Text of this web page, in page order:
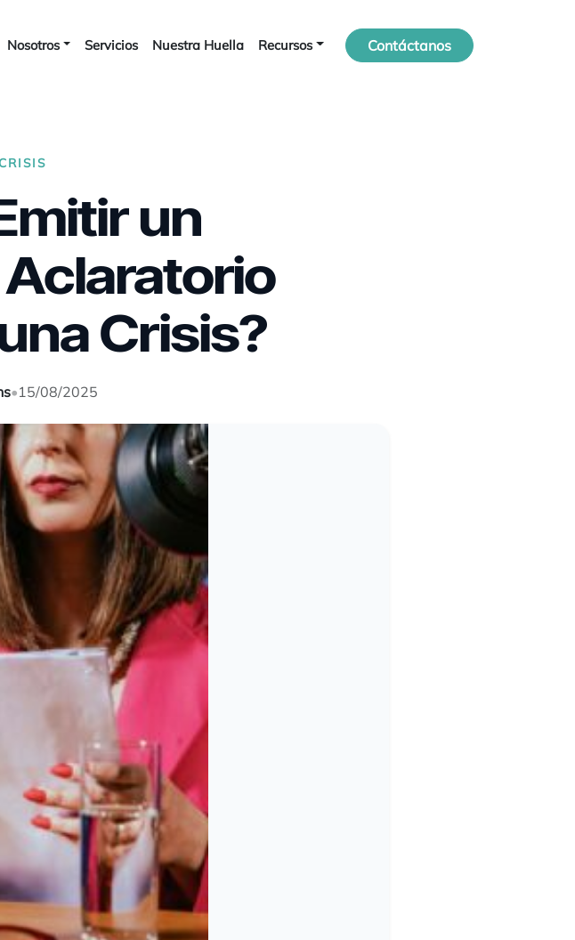
Nosotros Servicios Nuestra Huella Recursos Contáctanos
un
Crisis?
•15/08/2025